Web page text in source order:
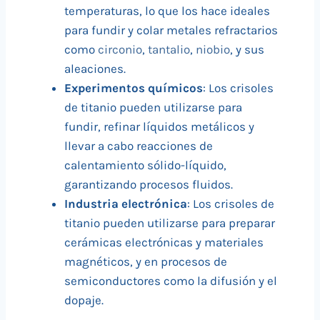
temperaturas, lo que los hace ideales
para fundir y colar metales refractarios
como circonio, tantalio, niobio, y sus
aleaciones.
Experimentos químicos: Los crisoles
de titanio pueden utilizarse para
fundir, refinar líquidos metálicos y
llevar a cabo reacciones de
calentamiento sólido-líquido,
garantizando procesos fluidos.
Industria electrónica: Los crisoles de
titanio pueden utilizarse para preparar
cerámicas electrónicas y materiales
magnéticos, y en procesos de
semiconductores como la difusión y el
dopaje.